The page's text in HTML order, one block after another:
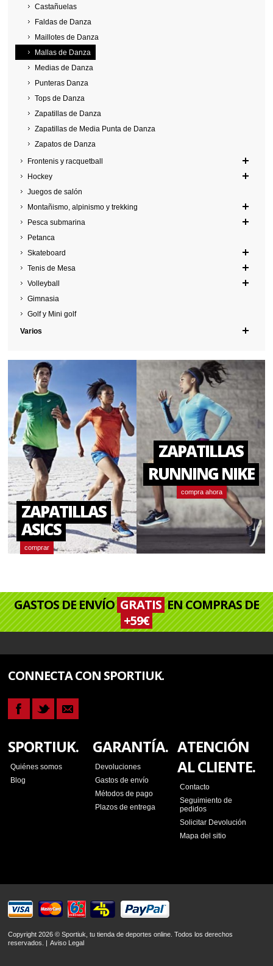
Castañuelas
Faldas de Danza
Maillotes de Danza
Mallas de Danza
Medias de Danza
Punteras Danza
Tops de Danza
Zapatillas de Danza
Zapatillas de Media Punta de Danza
Zapatos de Danza
Frontenis y racquetball
Hockey
Juegos de salón
Montañismo, alpinismo y trekking
Pesca submarina
Petanca
Skateboard
Tenis de Mesa
Volleyball
Gimnasia
Golf y Mini golf
Varios
ZAPATILLAS
ASICS
comprar
ZAPATILLAS
RUNNING NIKE
compra ahora
GASTOS DE ENVÍO GRATISEN COMPRAS DE
+59€
CONNECTA CON SPORTIUK.
SPORTIUK.
Quiénes somos
Blog
GARANTÍA.
Devoluciones
Gastos de envío
Métodos de pago
Plazos de entrega
ATENCIÓN
AL CLIENTE.
Contacto
Seguimiento de
pedidos
Solicitar Devolución
Mapa del sitio
Copyright 2026 © Sportiuk, tu tienda de deportes online. Todos los derechos
reservados. | Aviso Legal